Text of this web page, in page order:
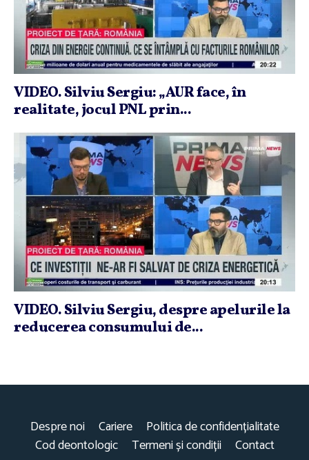
VIDEO. Silviu Sergiu: „AUR face, în
realitate, jocul PNL prin...
VIDEO. Silviu Sergiu, despre apelurile la
reducerea consumului de...
Despre noi Cariere
Politica de confidențialitate
Cod deontologic
Termeni și condiții Contact